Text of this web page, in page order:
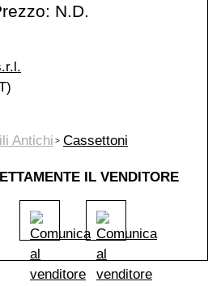
N.D.
Antichi Cassettoni
IL VENDITORE